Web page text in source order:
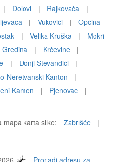
| Dolovi | Rajkovača
|
| Vukovići |
Općina
| Velika Kruška |
Mokri
Gredina | Krčevine
|
| Donji Stevandići
|
Neretvanski Kanton
|
Kamen | Pjenovac
|
mapa karta slike:
Zabrišće
|
Pronađi adresu za